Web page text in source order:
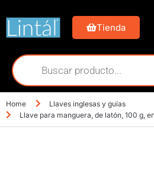
Tienda
Home
Llaves inglesas y guías
Llave para manguera, de latón, 100 g,